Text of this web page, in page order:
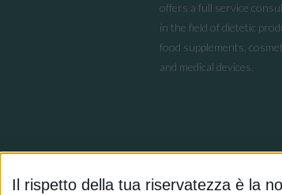
Il rispetto della tua riservatezza è la
offers a full service
in the field of dietetic
food supplements,
and medical devices.